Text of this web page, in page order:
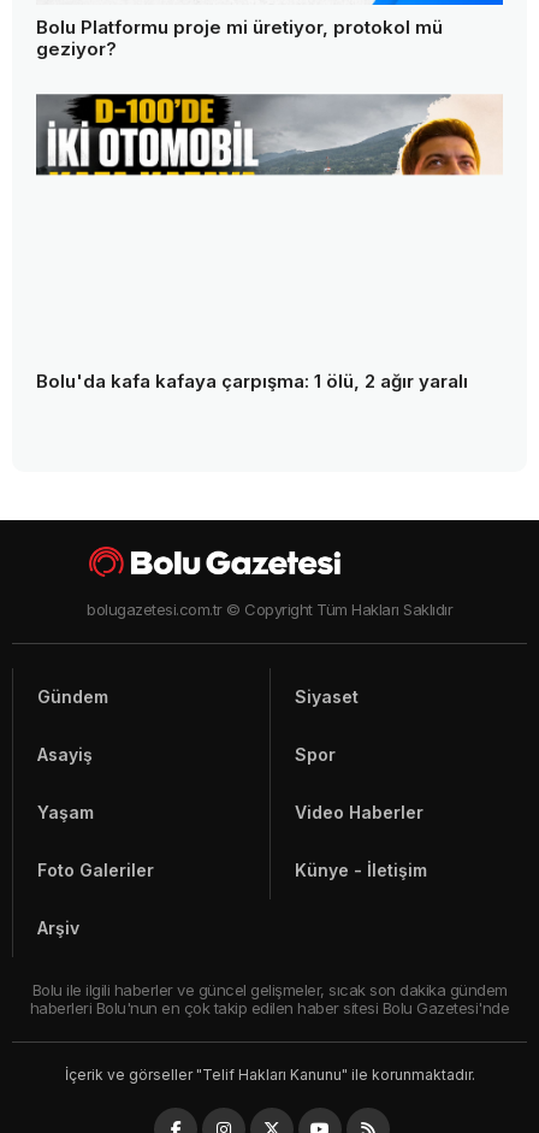
Bolu Platformu proje mi üretiyor, protokol mü
geziyor?
Bolu'da kafa kafaya çarpışma: 1 ölü, 2 ağır yaralı
bolugazetesi.com.tr © Copyright Tüm Hakları Saklıdır
Gündem Siyaset
Asayiş Spor
Yaşam Video Haberler
Foto Galeriler Künye - İletişim
Arşiv
Bolu ile ilgili haberler ve güncel gelişmeler, sıcak son dakika gündem
haberleri Bolu'nun en çok takip edilen haber sitesi Bolu Gazetesi'nde
İçerik ve görseller "Telif Hakları Kanunu" ile korunmaktadır.